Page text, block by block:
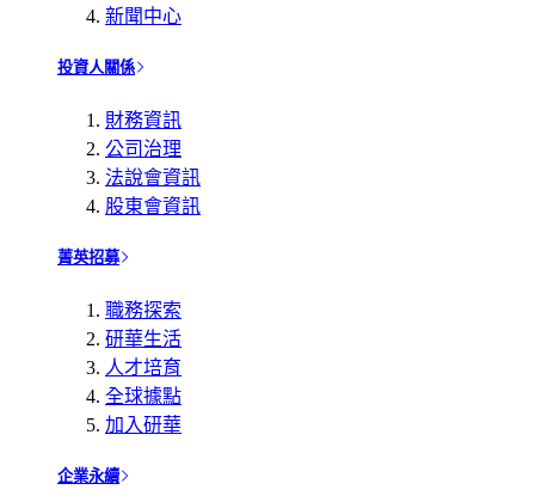
新聞中心
投資人關係
財務資訊
公司治理
法說會資訊
股東會資訊
菁英招募
職務探索
研華生活
人才培育
全球據點
加入研華
企業永續